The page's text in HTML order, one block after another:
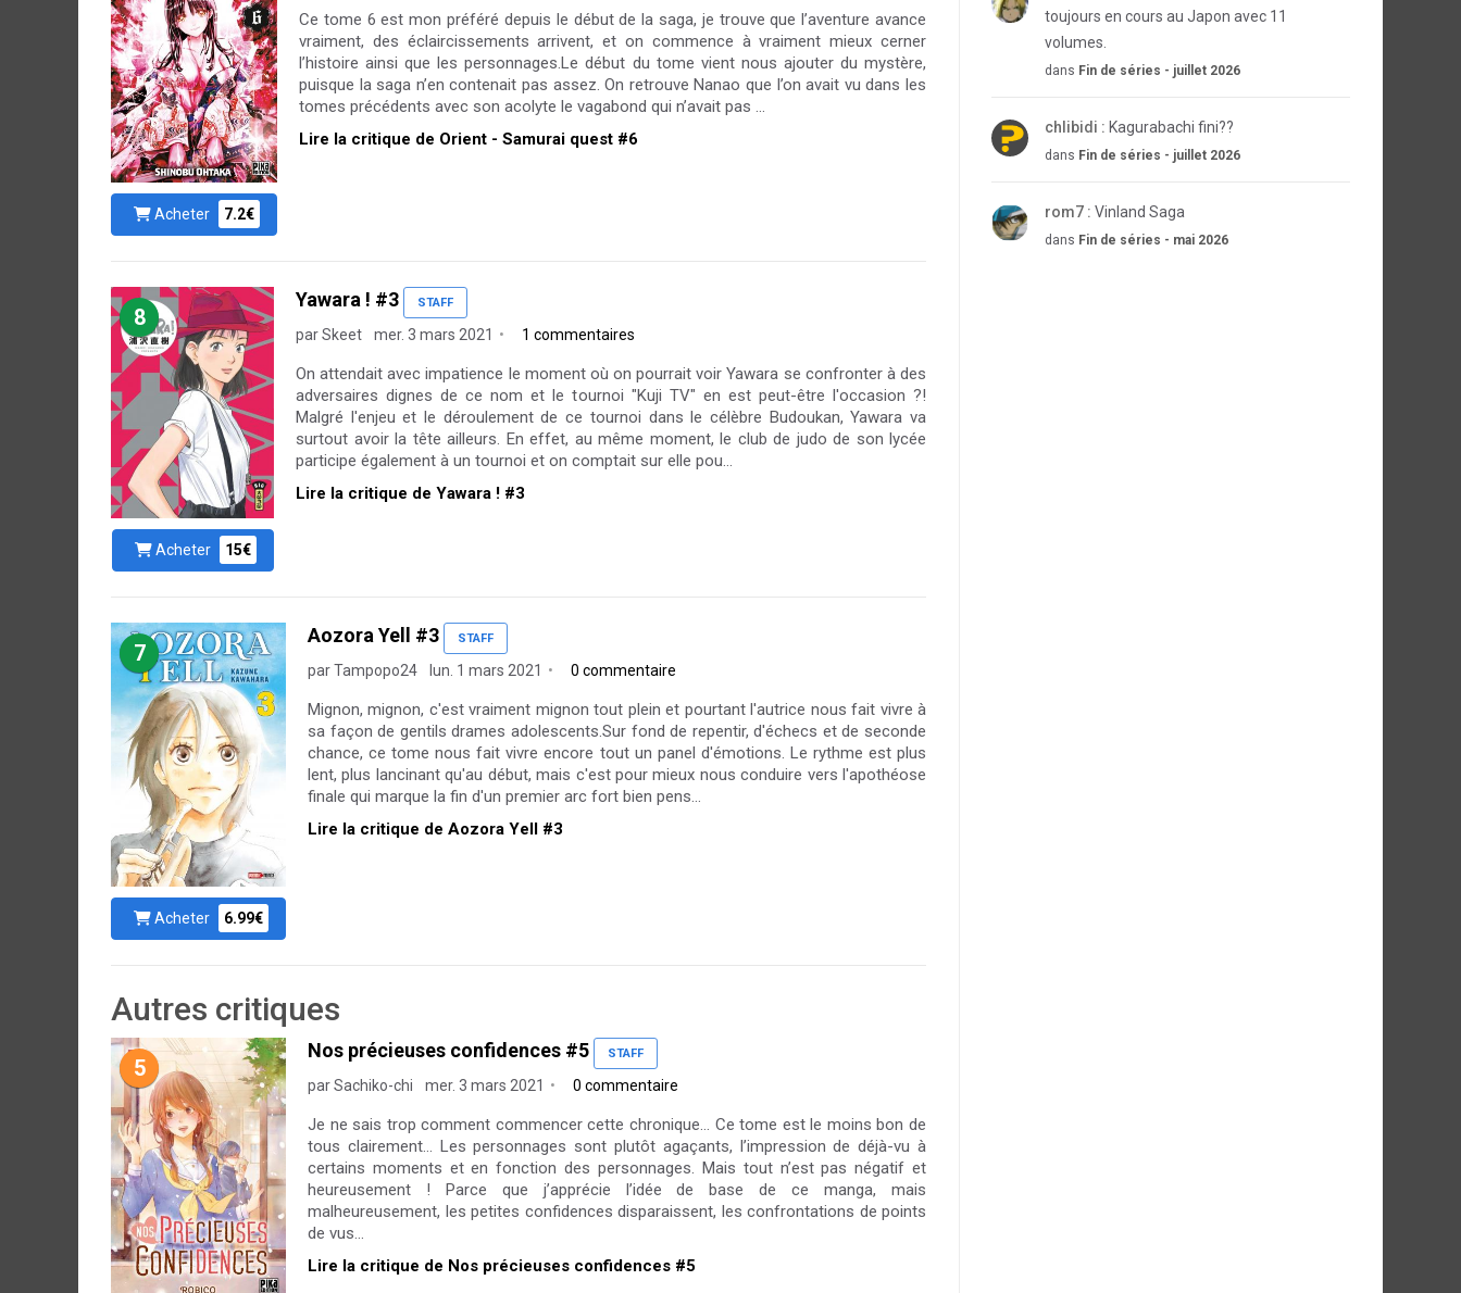
Acheter 7.2€
Ce tome 6 est mon préféré depuis le début de la saga, je trouve que l’aventure avance
vraiment, des éclaircissements arrivent, et on commence à vraiment mieux cerner
l’histoire ainsi que les personnages.Le début du tome vient nous ajouter du mystère,
puisque la saga n’en contenait pas assez. On retrouve Nanao que l’on avait vu dans les
tomes précédents avec son acolyte le vagabond qui n’avait pas ...
Lire la critique de Orient - Samurai quest #6
8
Acheter 15€
Yawara ! #3 STAFF
par Skeet mer. 3 mars 2021 1 commentaires
On attendait avec impatience le moment où on pourrait voir Yawara se confronter à des
adversaires dignes de ce nom et le tournoi "Kuji TV" en est peut-être l'occasion ?!
Malgré l'enjeu et le déroulement de ce tournoi dans le célèbre Budoukan, Yawara va
surtout avoir la tête ailleurs. En effet, au même moment, le club de judo de son lycée
participe également à un tournoi et on comptait sur elle pou...
Lire la critique de Yawara ! #3
7
Acheter 6.99€
Aozora Yell #3 STAFF
par Tampopo24 lun. 1 mars 2021 0 commentaire
Mignon, mignon, c'est vraiment mignon tout plein et pourtant l'autrice nous fait vivre à
sa façon de gentils drames adolescents.Sur fond de repentir, d'échecs et de seconde
chance, ce tome nous fait vivre encore tout un panel d'émotions. Le rythme est plus
lent, plus lancinant qu'au début, mais c'est pour mieux nous conduire vers l'apothéose
finale qui marque la fin d'un premier arc fort bien pens...
Lire la critique de Aozora Yell #3
Autres critiques
5
Nos précieuses confidences #5 STAFF
par Sachiko-chi mer. 3 mars 2021 0 commentaire
Je ne sais trop comment commencer cette chronique… Ce tome est le moins bon de
tous clairement… Les personnages sont plutôt agaçants, l’impression de déjà-vu à
certains moments et en fonction des personnages. Mais tout n’est pas négatif et
heureusement ! Parce que j’apprécie l’idée de base de ce manga, mais
malheureusement, les petites confidences disparaissent, les confrontations de points
de vus...
Lire la critique de Nos précieuses confidences #5
toujours en cours au Japon avec 11
volumes.
dans Fin de séries - juillet 2026
chlibidi : Kagurabachi fini??
dans Fin de séries - juillet 2026
rom7 : Vinland Saga
dans Fin de séries - mai 2026